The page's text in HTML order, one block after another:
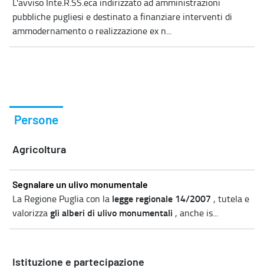
pubbliche pugliesi e destinato a finanziare interventi di
ammodernamento o realizzazione ex n...
Persone
Agricoltura
Segnalare un ulivo monumentale
La Regione Puglia con la legge regionale 14/2007 , tutela e
valorizzagli alberi di ulivo monumentali , anche is...
Istituzione e partecipazione